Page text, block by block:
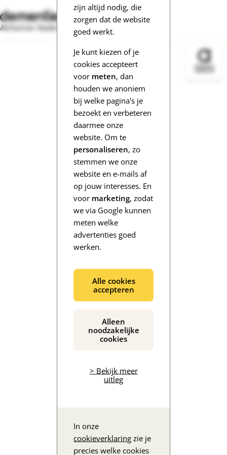
zijn altijd nodig, die
zorgen dat de website
goed werkt.
Je kunt kiezen of je
cookies accepteert
voor meten, dan
houden we anoniem
bij welke pagina's je
bezoekt en verbeteren
daarmee onze
website. Om te
personaliseren, zo
stemmen we onze
website en e-mails af
op jouw interesses. En
voor marketing, zodat
we via Google kunnen
meten welke
advertenties goed
werken.
Alle cookies
accepteren
Alleen
noodzakelijke
cookies
> Bekijk meer
uitleg
In onze
cookieverklaring zie je
precies welke cookies
Alzheimer Nederland
De inhoud wordt geladen...